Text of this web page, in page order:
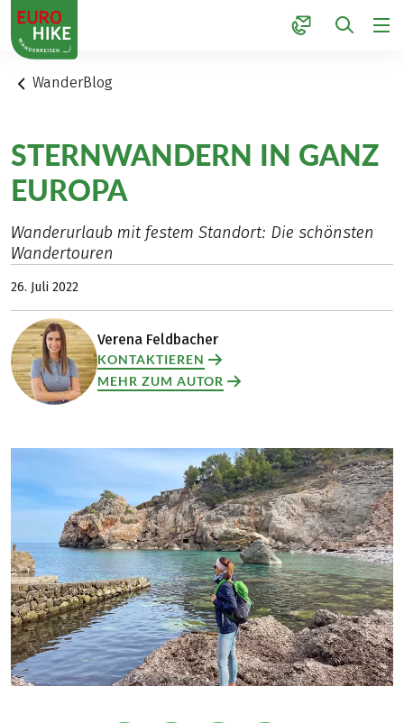
1
WanderBlog
STERNWANDERN IN GANZ
EUROPA
Wanderurlaub mit festem Standort: Die schönsten
Wandertouren
26. Juli 2022
Verena Feldbacher
KONTAKTIEREN
MEHR ZUM AUTOR